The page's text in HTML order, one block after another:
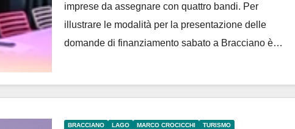
imprese da assegnare con quattro bandi. Per
illustrare le modalità per la presentazione delle
domande di finanziamento sabato a Bracciano è…
BRACCIANO LAGO MARCO CROCICCHI TURISMO